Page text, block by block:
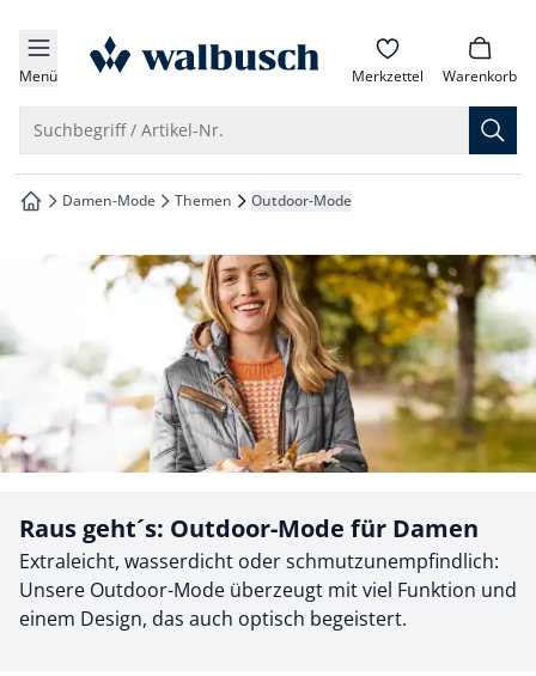
springen
springen
springen
springen
Menü zur Startseite Merkzettel Warenkorb
Suchbegriff / Artikel-Nr.
zur Startseite
Damen-Mode Themen Outdoor-Mode
Raus geht´s: Outdoor-Mode für Damen
Extraleicht, wasserdicht oder schmutzunempfindlich:
Unsere Outdoor-Mode überzeugt mit viel Funktion und
einem Design, das auch optisch begeistert.